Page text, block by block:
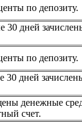
по депозиту.
30 дней
по депозиту.
30 дней
денежные
счет.